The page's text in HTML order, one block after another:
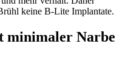
keine B-Lite Implantate.
minimaler Narbe